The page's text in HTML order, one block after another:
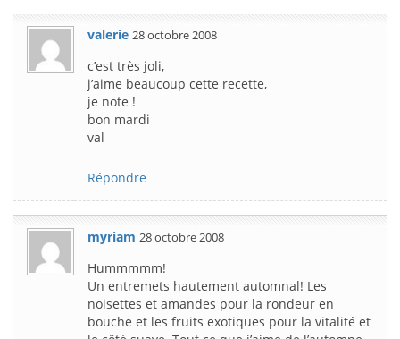
valerie 28 octobre 2008
c’est très joli,
j’aime beaucoup cette recette,
je note !
bon mardi
val
Répondre
myriam 28 octobre 2008
Hummmmm!
Un entremets hautement automnal! Les
noisettes et amandes pour la rondeur en
bouche et les fruits exotiques pour la vitalité et